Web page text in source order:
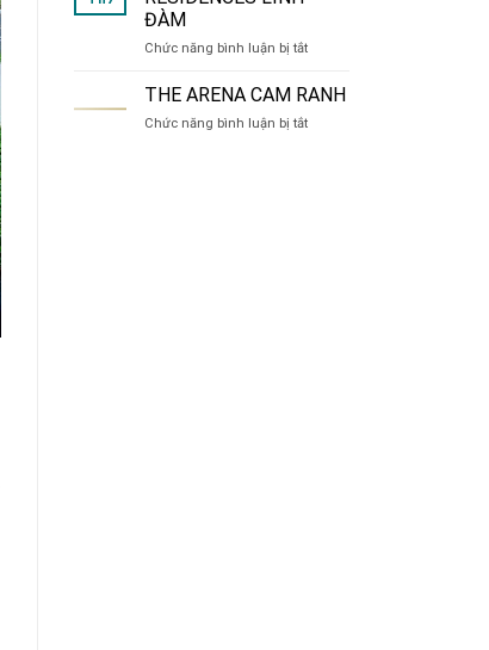
tại
Melody
ĐÀM
Chức năng bình luận bị tắtở
NỘI
RESIDENCES
THE ARENA CAM RANH
Chức năng bình luận bị tắtở